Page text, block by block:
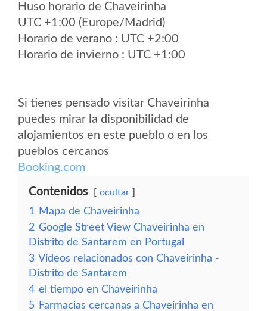
Huso horario de Chaveirinha
UTC +1:00 (Europe/Madrid)
Horario de verano : UTC +2:00
Horario de invierno : UTC +1:00
Si tienes pensado visitar Chaveirinha
puedes mirar la disponibilidad de
alojamientos en este pueblo o en los
pueblos cercanos
Booking.com
Contenidos ocultar
1
Mapa de Chaveirinha
2 Google Street View Chaveirinha en
Distrito de Santarem en Portugal
3 Vídeos relacionados con Chaveirinha -
Distrito de Santarem
4 el tiempo en Chaveirinha
5 Farmacias cercanas a Chaveirinha en